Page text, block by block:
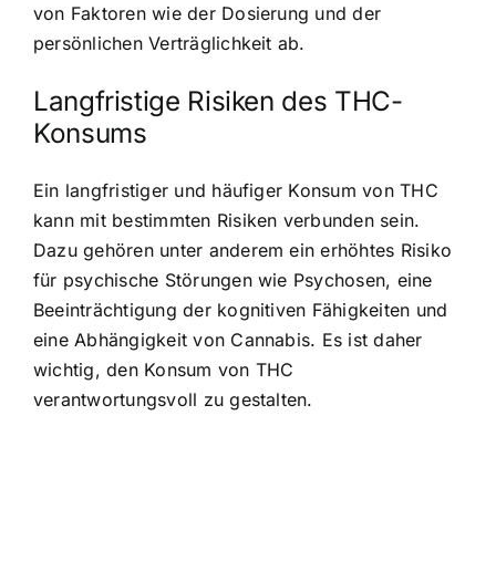
von Faktoren wie der Dosierung und der
persönlichen Verträglichkeit ab.
Langfristige Risiken des THC-
Konsums
Ein langfristiger und häufiger Konsum von THC
kann mit bestimmten Risiken verbunden sein.
Dazu gehören unter anderem ein erhöhtes Risiko
für psychische Störungen wie Psychosen, eine
Beeinträchtigung der kognitiven Fähigkeiten und
eine Abhängigkeit von Cannabis. Es ist daher
wichtig, den Konsum von THC
verantwortungsvoll zu gestalten.